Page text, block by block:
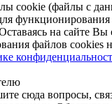
cookie (файлы с
функционирования
на сайте Вы
файлов cookies
сюда вопросы,